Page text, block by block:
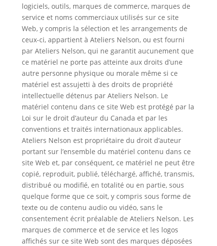
logiciels, outils, marques de commerce, marques de
service et noms commerciaux utilisés sur ce site
Web, y compris la sélection et les arrangements de
ceux-ci, appartient à Ateliers Nelson, ou est fourni
par Ateliers Nelson, qui ne garantit aucunement que
ce matériel ne porte pas atteinte aux droits d’une
autre personne physique ou morale même si ce
matériel est assujetti à des droits de propriété
intellectuelle détenus par Ateliers Nelson. Le
matériel contenu dans ce site Web est protégé par la
Loi sur le droit d’auteur du Canada et par les
conventions et traités internationaux applicables.
Ateliers Nelson est propriétaire du droit d’auteur
portant sur l’ensemble du matériel contenu dans ce
site Web et, par conséquent, ce matériel ne peut être
copié, reproduit, publié, téléchargé, affiché, transmis,
distribué ou modifié, en totalité ou en partie, sous
quelque forme que ce soit, y compris sous forme de
texte ou de contenu audio ou vidéo, sans le
consentement écrit préalable de Ateliers Nelson. Les
marques de commerce et de service et les logos
affichés sur ce site Web sont des marques déposées